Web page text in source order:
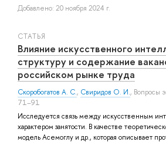
Добавлено: 20 ноября 2024 г.
СТАТЬЯ
Влияние искусственного
структуру и содержание
российском рынке труда
Скоробогатов А. С., Свиридов О. И., Вопросы
71–91
Исследуется связь между искусственным
характером занятости. В качестве
модель Асемоглу и др., которая описывает